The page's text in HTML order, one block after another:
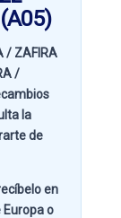
/ ZAFIRA
/
la
de
en
o